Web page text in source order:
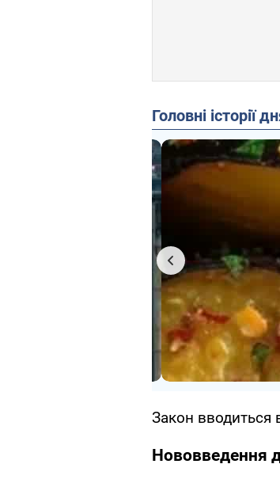
Головні історії
Закон вводиться
Нововведення